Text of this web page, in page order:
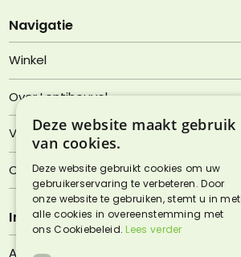
Navigatie
Winkel
Over Lentjheuvel
Veelgestelde vragen
Contact
Informatie
Algemene voorwaarden
Deze website maakt gebruik
van cookies.
Deze website gebruikt cookies om uw
gebruikerservaring te verbeteren. Door
onze website te gebruiken, stemt u in met
alle cookies in overeenstemming met
ons Cookiebeleid. Lees verder